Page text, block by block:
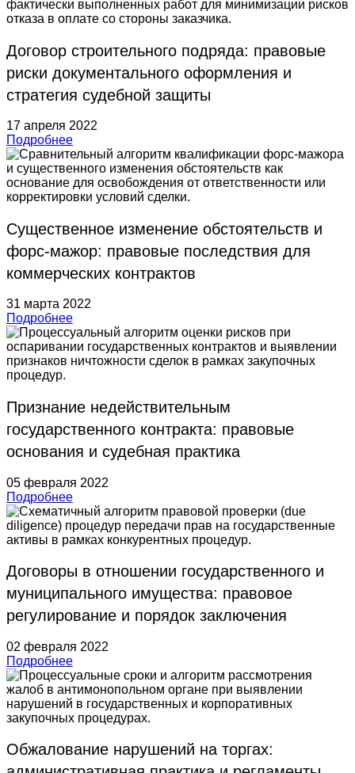
Договор строительного подряда: правовые
риски документального оформления и
стратегия судебной защиты
17 апреля 2022
Подробнее
Существенное изменение обстоятельств и
форс-мажор: правовые последствия для
коммерческих контрактов
31 марта 2022
Подробнее
Признание недействительным
государственного контракта: правовые
основания и судебная практика
05 февраля 2022
Подробнее
Договоры в отношении государственного и
муниципального имущества: правовое
регулирование и порядок заключения
02 февраля 2022
Подробнее
Обжалование нарушений на торгах: